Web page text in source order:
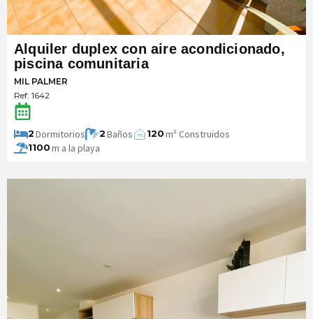
Alquiler duplex con aire acondicionado,
piscina comunitaria
MIL PALMER
Ref: 1642
2Dormitorios 2Baños m2 120m² Construidos
1100m a la playa